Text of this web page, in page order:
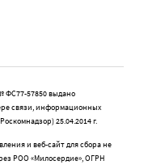
ФС77-57850 выдано
связи, информационных
25.04.2014 г.
и веб-сайт для сбора не
РОО «Милосердие», ОГРН